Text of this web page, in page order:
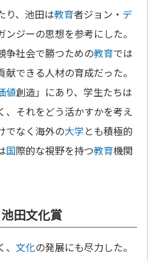
り、池田は教育者ジョン・ デ
ンジーの思想を参考にした。
争社会で勝つための教育では
できる人材の育成だった。
値創造」にあり、学生たちは
、それをどう活かすかを考え
でなく海外の大学とも積極的
国際的な視野を持つ教育機関
田文化賞
、文化の発展にも尽力した。